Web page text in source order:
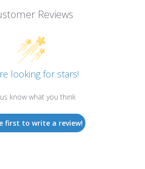
Reviews
looking for stars!
know what you think
first to write a review!